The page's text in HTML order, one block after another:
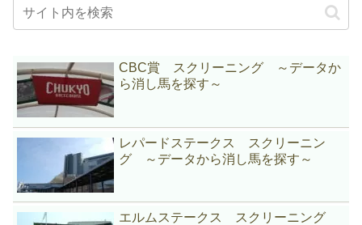
CBC賞 スクリーニング ～データか
ら消し馬を探す～
レパードステークス スクリーニン
グ ～データから消し馬を探す～
エルムステークス スクリーニング